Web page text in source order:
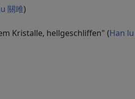
關雎)
Kristalle, hellgeschliffen" (Han